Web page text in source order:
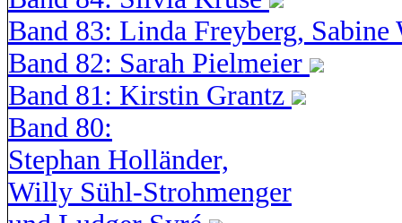
Band 83: Linda Freyberg,
Band 82: Sarah Pielmeier
Band 81: Kirstin Grantz
Band 80:
Stephan Holländer,
Willy Sühl-Strohmenger